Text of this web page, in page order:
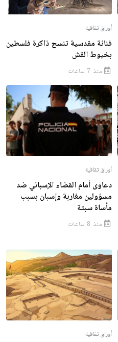
أوراق ثقافية
فنانة مقدسية تنسج ذاكرة فلسطين
بخيوط القش
منذ 7 ساعات
أوراق ثقافية
دعاوى أمام القضاء الإسباني ضد
مسؤولين مغاربة وإسبان بسبب
مأساة سبتة
منذ 8 ساعات
أوراق ثقافية